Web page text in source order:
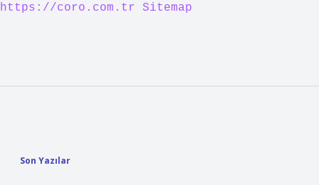
https://coro.com.tr Sitemap
Son Yazılar